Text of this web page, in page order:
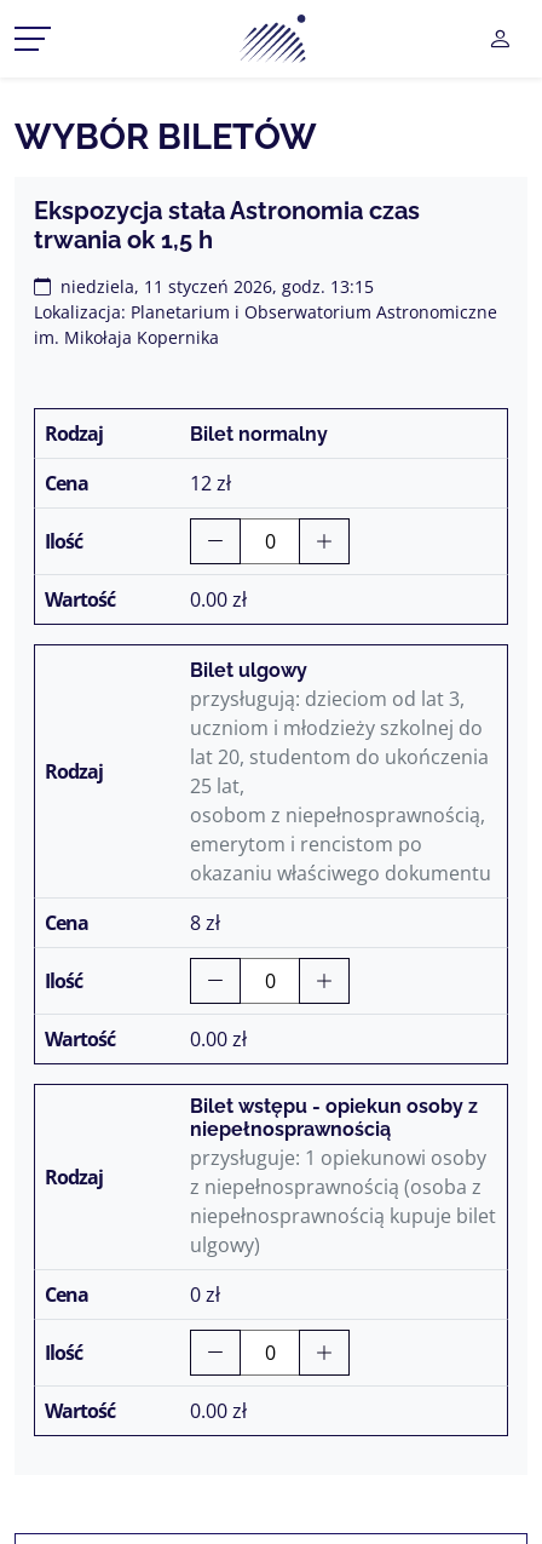
Planetarium Śląski Park
MENU ROZWIJANE
MENU ROZWIJANE
MENU ROZWIJANE
MENU ROZWIJANE
WYBÓR BILETÓW
Ekspozycja stała Astronomia czas
trwania ok 1,5 h
niedziela, 11 styczeń 2026, godz. 13:15
Lokalizacja: Planetarium i Obserwatorium Astronomiczne
im. Mikołaja Kopernika
Bilet normalny
12 zł
0.00zł
Bilet ulgowy
przysługują: dzieciom od lat 3,
uczniom i młodzieży szkolnej do
lat 20, studentom do ukończenia
25 lat,
osobom z niepełnosprawnością,
emerytom i rencistom po
okazaniu właściwego dokumentu
8 zł
0.00zł
Bilet wstępu - opiekun osoby z
niepełnosprawnością
przysługuje: 1 opiekunowi osoby
z niepełnosprawnością (osoba z
niepełnosprawnością kupuje bilet
ulgowy)
0 zł
0.00zł